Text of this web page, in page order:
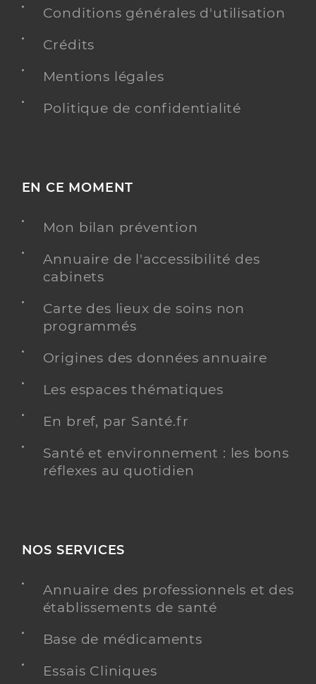
Conditions générales d'utilisation
Crédits
Mentions légales
Politique de confidentialité
EN CE MOMENT
Mon bilan prévention
Annuaire de l'accessibilité des
cabinets
Carte des lieux de soins non
programmés
Origines des données annuaire
Les espaces thématiques
En bref, par Santé.fr
Santé et environnement : les bons
réflexes au quotidien
NOS SERVICES
Annuaire des professionnels et des
établissements de santé
Base de médicaments
Essais Cliniques